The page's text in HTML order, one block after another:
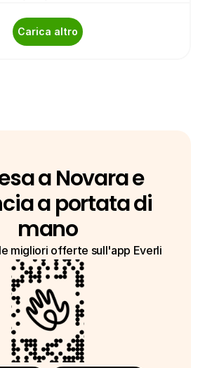
Carica altro
a Novara e
a portata di
mano
migliori offerte sull'app Everli